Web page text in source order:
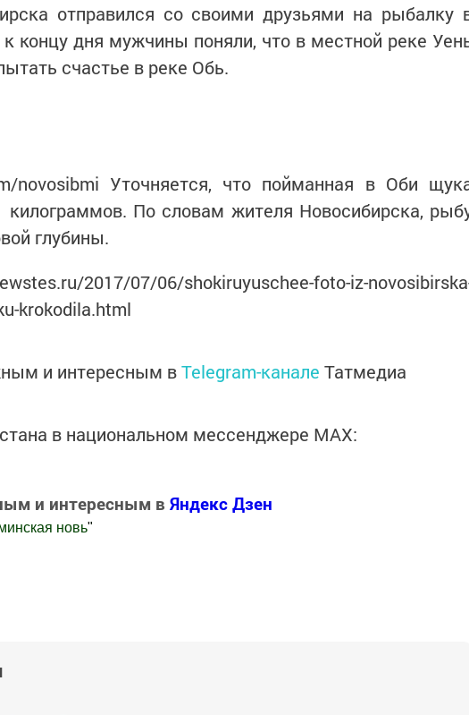
отправился со своими друзьями на рыбалку
концу дня мужчины поняли, что в местной реке
счастье в реке Обь.
novosibmi Уточняется, что пойманная в Оби
килограммов. По словам жителя Новосибирска,
глубины.
2017/07/06/shokiruyuschee-foto-iz-
krokodila.html
и интересным вTelegram-канале Татмедиа
в национальном мессенджере MАХ:
и интересным в Яндекс Дзен
новь"